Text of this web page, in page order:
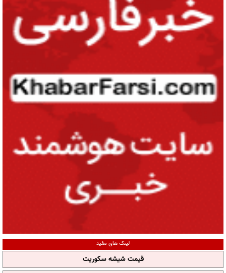
لینک های مفید
قیمت شیشه سکوریت